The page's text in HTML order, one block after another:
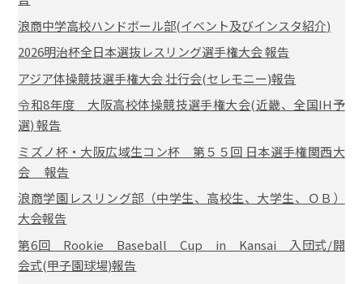
浪商中学高校ハンドボール部(イベント及びインスタ紹介)
2026明治杯全日本選抜レスリング選手権大会 報告
アジア体操競技選手権大会 壮行会(セレモニー)報告
令和8年度 大阪高校体操競技選手権大会(近畿、全国IH予
選) 報告
ミズノ杯・大阪広域生コン杯 第５５回 日本選手権関西大
会 報告
浪商学園レスリング部（中学生、高校生、大学生、ＯＢ）
大会報告
第6回 Rookie Baseball Cup in Kansai 入団式/開
会式(甲子園球場)報告